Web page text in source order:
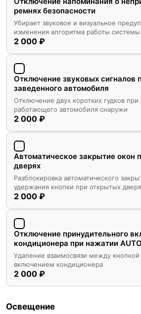
ремнях безопасности
Убирает звуковое и визуальное
изменения алгоритма работы системы
2 000 ₽
Отключение звуковых сигналов
заведенного автомобиля
Отключение двух коротких гудков при
работающего автомобиля снаружи
2 000 ₽
Автоматическое закрытие окон
дверях
Разблокировка автоматического
удержания кнопки при открытых
2 000 ₽
Отключение принудительного
кондиционера при нажатии AUTO
Удаление взаимосвязи между кнопкой
включением кондиционера
2 000 ₽
Освещение